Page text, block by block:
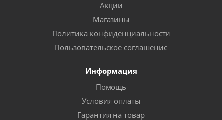
Акции
Магазины
Политика конфиденциальности
Пользовательское соглашение
Информация
Помощь
Условия оплаты
Гарантия на товар